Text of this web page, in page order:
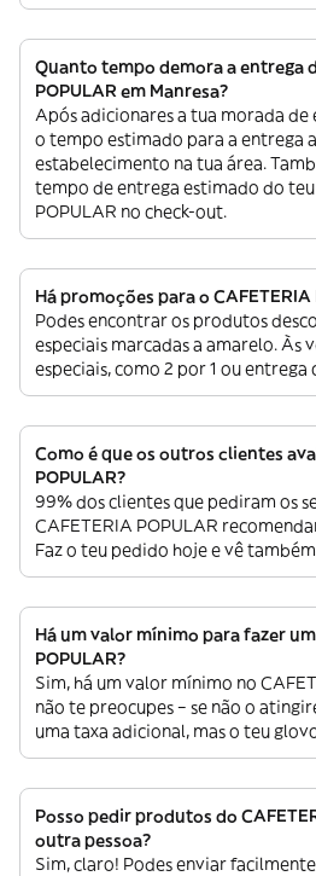
Quanto tempo demora a entrega
POPULAR em Manresa?
Após adicionares a tua morada
o tempo estimado para a entrega
estabelecimento na tua área.
tempo de entrega estimado do
POPULAR no check-out.
Há promoções para o
Podes encontrar os produtos
especiais marcadas a amarelo. Às
especiais, como 2 por 1 ou entrega
Como é que os outros clientes
POPULAR?
99% dos clientes que pediram os
CAFETERIA POPULAR
Faz o teu pedido hoje e vê
Há um valor mínimo para fazer
POPULAR?
Sim, há um valor mínimo no
não te preocupes – se não o
uma taxa adicional, mas o teu
Posso pedir produtos do
outra pessoa?
Sim, claro! Podes enviar